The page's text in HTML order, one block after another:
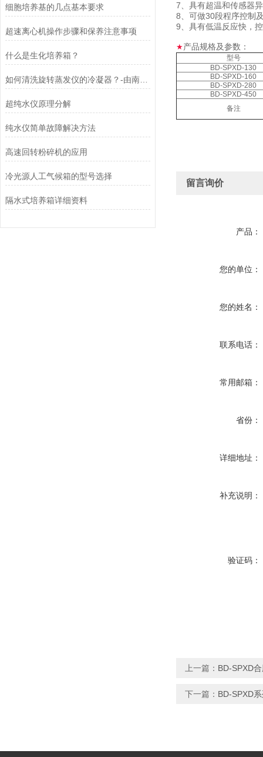
细胞培养基的几点基本要求
超速离心机操作步骤和保养注意事项
什么是生化培养箱？
如何清洗旋转蒸发仪的冷凝器？-由南京贝帝提供
超纯水仪原理分解
纯水仪简单故障解决方法
高速回转粉碎机的应用
冷光源人工气候箱的型号选择
隔水式培养箱详细资料
7、具有超温和传感器
8、可做30段程序控制
9、具有低温反应快，
★产品规格及参数：
型号
BD-SPXD-130
BD-SPXD-160
BD-SPXD-280
BD-SPXD-450
备注
留言询价
产品：
您的单位：
您的姓名：
联系电话：
常用邮箱：
省份：
详细地址：
补充说明：
验证码：
上一篇： BD-SPXD
下一篇： BD-SPXD